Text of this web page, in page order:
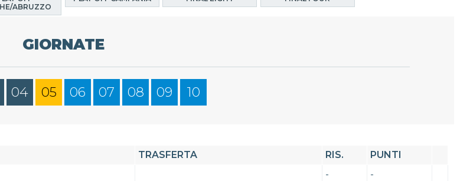
ABRUZZO
GIORNATE
04 05 06 07 08 09 10
TRASFERTA RIS.
PUNTI
-
-